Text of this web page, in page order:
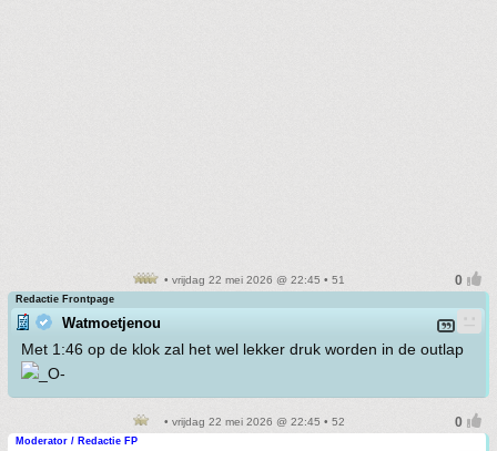
• vrijdag 22 mei 2026 @ 22:45 • 51
Redactie Frontpage
Watmoetjenou
Met 1:46 op de klok zal het wel lekker druk worden in de outlap
• vrijdag 22 mei 2026 @ 22:45 • 52
Moderator / Redactie FP